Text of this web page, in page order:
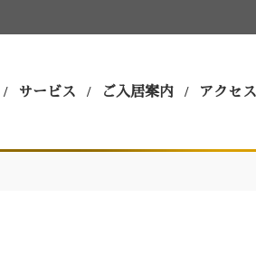
サービス ご入居案内 アクセス